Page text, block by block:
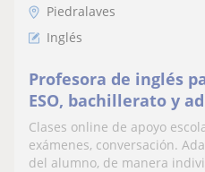
Piedralaves
Inglés
Profesora de inglés
ESO, bachillerato y
Clases online de apoyo
exámenes, conversación.
del alumno, de manera